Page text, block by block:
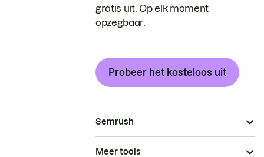
gratis uit. Op elk moment
opzegbaar.
Probeer het kosteloos uit
Semrush
Meer tools